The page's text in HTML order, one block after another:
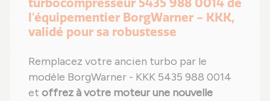
l'équipementier BorgWarner - KKK,
validé pour sa robustesse
Remplacez votre ancien turbo par le
modèle BorgWarner - KKK 5435 988 0014
et offrez à votre moteur une nouvelle